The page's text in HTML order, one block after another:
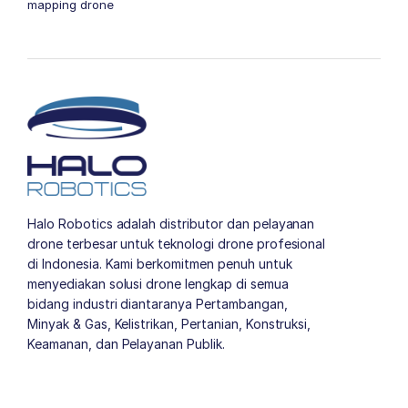
mapping drone
Halo Robotics adalah distributor dan pelayanan
drone terbesar untuk teknologi drone profesional
di Indonesia. Kami berkomitmen penuh untuk
menyediakan solusi drone lengkap di semua
bidang industri diantaranya Pertambangan,
Minyak & Gas, Kelistrikan, Pertanian, Konstruksi,
Keamanan, dan Pelayanan Publik.